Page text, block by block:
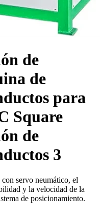
de
de
para
Square
de
3
servo neumático, el
y la velocidad de la
de posicionamiento.